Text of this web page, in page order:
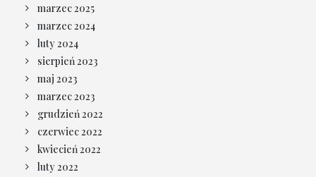
marzec 2025
marzec 2024
luty 2024
sierpień 2023
maj 2023
marzec 2023
grudzień 2022
czerwiec 2022
kwiecień 2022
luty 2022